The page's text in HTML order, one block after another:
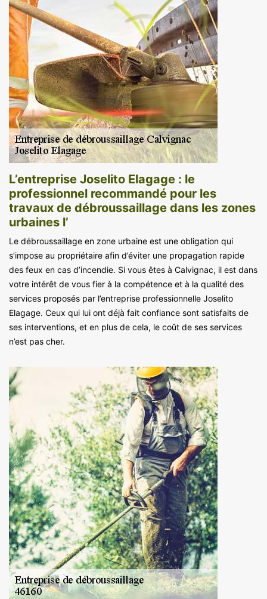
L’entreprise Joselito Elagage : le
professionnel recommandé pour les
travaux de débroussaillage dans les zones
urbaines l’
Le débroussaillage en zone urbaine est une obligation qui
s’impose au propriétaire afin d’éviter une propagation rapide
des feux en cas d’incendie. Si vous êtes à Calvignac, il est dans
votre intérêt de vous fier à la compétence et à la qualité des
services proposés par l’entreprise professionnelle Joselito
Elagage. Ceux qui lui ont déjà fait confiance sont satisfaits de
ses interventions, et en plus de cela, le coût de ses services
n’est pas cher.